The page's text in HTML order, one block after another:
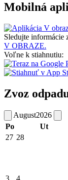
Mobilná
Sledujte informácie
V OBRAZE.
Voľne k stiahnutiu:
Zvoz
August2026
Po
Ut
27 28
3 4